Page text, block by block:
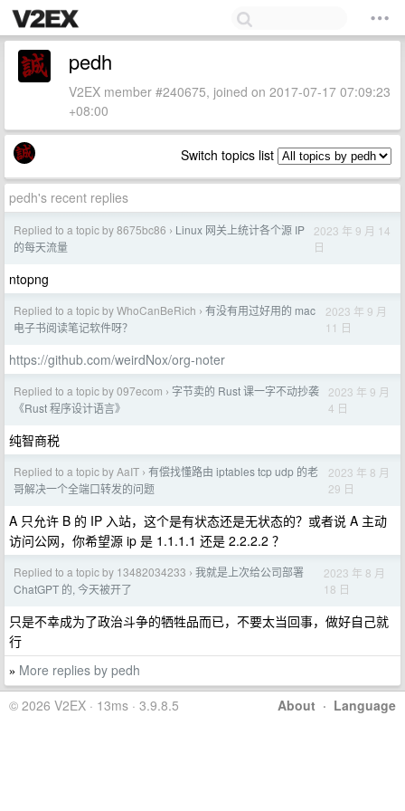
pedh
V2EX member #240675, joined on 2017-07-17 07:09:23
+08:00
Switch topics list
pedh's recent replies
Replied to a topic by 8675bc86 › Linux 网关上统计各个源 IP
的每天流量
2023 年 9 月 14
日
ntopng
Replied to a topic by WhoCanBeRich › 有没有用过好用的 mac
电子书阅读笔记软件呀？
2023 年 9 月
11 日
https://github.com/weirdNox/org-noter
Replied to a topic by 097ecom › 字节卖的 Rust 课一字不动抄袭
《Rust 程序设计语言》
2023 年 9 月
4 日
纯智商税
Replied to a topic by AaIT › 有偿找懂路由 iptables tcp udp 的老
哥解决一个全端口转发的问题
2023 年 8 月
29 日
A 只允许 B 的 IP 入站，这个是有状态还是无状态的？或者说 A 主动
访问公网，你希望源 ip 是 1.1.1.1 还是 2.2.2.2 ？
Replied to a topic by 13482034233 › 我就是上次给公司部署
ChatGPT 的, 今天被开了
2023 年 8 月
18 日
只是不幸成为了政治斗争的牺牲品而已，不要太当回事，做好自己就
行
» More replies by pedh
About · Language
© 2026 V2EX · 13ms · 3.9.8.5